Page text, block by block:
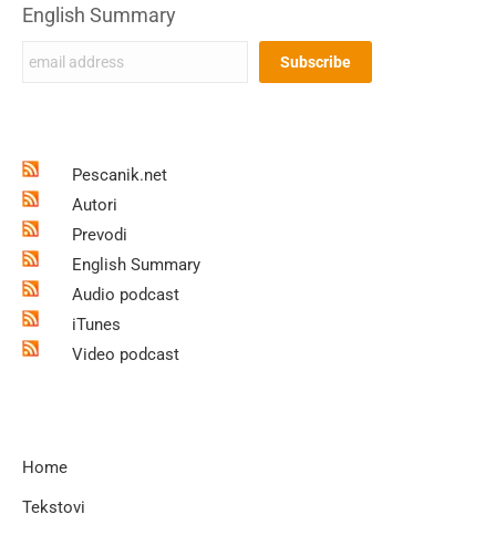
English Summary
Pescanik.net
Autori
Prevodi
English Summary
Audio podcast
iTunes
Video podcast
Home
Tekstovi